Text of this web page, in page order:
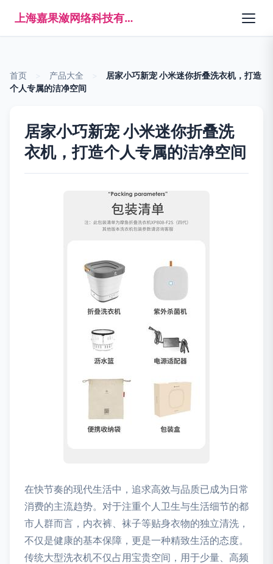
上海嘉果潋网络科技有限公司
首页 产品大全
居家小巧新宠 小米迷你折叠洗衣机，打造
个人专属的洁净空间
居家小巧新宠 小米迷你折叠洗
衣机，打造个人专属的洁净空间
在快节奏的现代生活中，追求高效与品质已成为日常
消费的主流趋势。对于注重个人卫生与生活细节的都
市人群而言，内衣裤、袜子等贴身衣物的独立清洗，
不仅是健康的基本保障，更是一种精致生活的态度。
传统大型洗衣机不仅占用宝贵空间，用于少量、高频